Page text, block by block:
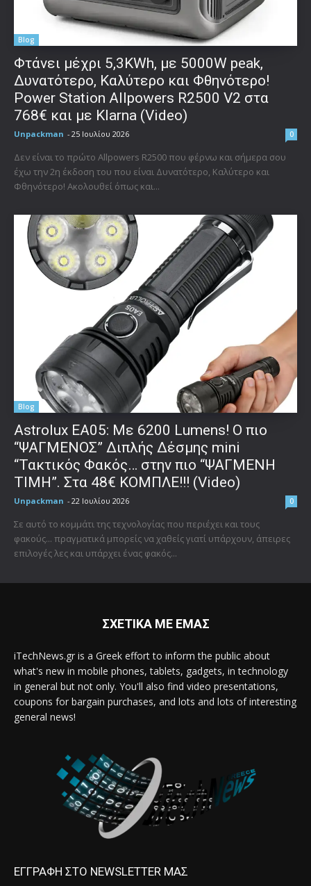
Blog
Φτάνει μέχρι 5,3KWh, με 5000W peak,
Δυνατότερο, Καλύτερο και Φθηνότερο!
Power Station Allpowers R2500 V2 στα
768€ και με Klarna (Video)
Unpackman - 25 Ιουλίου 2026 0
Δεν είναι το πρώτο Allpowers R2500 που φέρνω και σήμερα σου
έχω την 2η έκδοση του που είναι Δυνατότερο, Καλύτερο και
Φθηνότερο! Ακολουθεί όπως και...
Blog
Astrolux ΕΑ05: Με 6200 Lumens! Ο πιο
“ΨΑΓΜΕΝΟΣ” Διπλής Δέσμης mini
“Τακτικός Φακός… στην πιο “ΨΑΓΜΕΝΗ
ΤΙΜΗ”. Στα 48€ ΚΟΜΠΛΕ!!! (Video)
Unpackman - 22 Ιουλίου 2026 0
Σε αυτό το κομμάτι της τεχνολογίας που περιέχει και τους
φακούς... πραγματικά μπορείς να χαθείς γιατί υπάρχουν, άπειρες
επιλογές λες και υπάρχει ένας φακός...
ΣΧΕΤΙΚΑ ΜΕ ΕΜΑΣ
iTechNews.gr is a Greek effort to inform the public about
what's new in mobile phones, tablets, gadgets, in technology
in general but not only. You'll also find video presentations,
coupons for bargain purchases, and lots and lots of interesting
general news!
ΕΓΓΡΑΦΗ ΣΤΟ NEWSLETTER ΜΑΣ